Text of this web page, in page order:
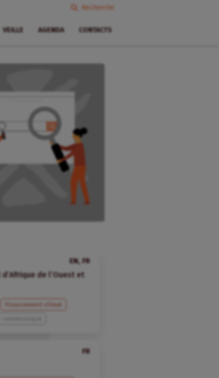
Recherche
VEILLE AGENDA CONTACTS
EN, FR
de l’Ouest et
Financement climat
FR